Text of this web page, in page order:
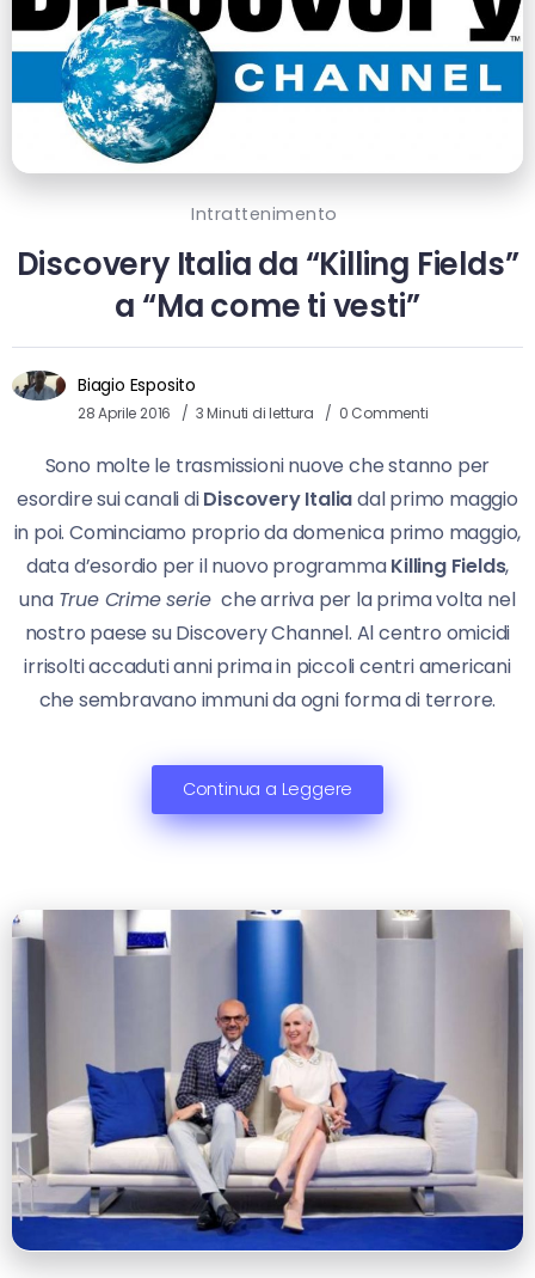
Intrattenimento
Discovery Italia da “Killing Fields”
a “Ma come ti vesti”
Biagio Esposito
28 Aprile 2016 3 Minuti di lettura 0 Commenti
Sono molte le trasmissioni nuove che stanno per
esordire sui canali diDiscovery Italiadal primo maggio
in poi. Cominciamo proprio da domenica primo maggio,
data d’esordio per il nuovo programmaKilling Fields,
una True Crime serie che arriva per la prima volta nel
nostro paese su Discovery Channel. Al centro omicidi
irrisolti accaduti anni prima in piccoli centri americani
che sembravano immuni da ogni forma di terrore.
Continua a Leggere